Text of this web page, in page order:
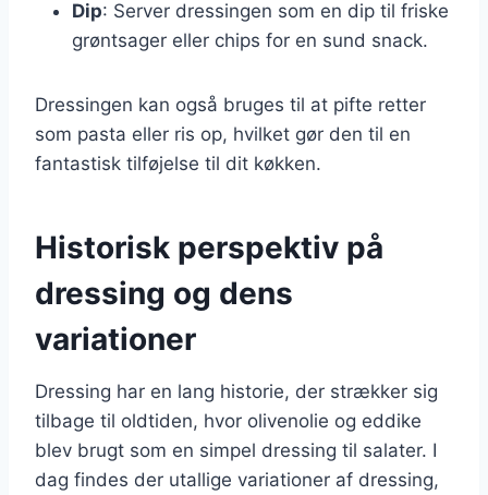
Dip: Server dressingen som en dip til friske
grøntsager eller chips for en sund snack.
Dressingen kan også bruges til at pifte retter
som pasta eller ris op, hvilket gør den til en
fantastisk tilføjelse til dit køkken.
Historisk perspektiv på
dressing og dens
variationer
Dressing har en lang historie, der strækker sig
tilbage til oldtiden, hvor olivenolie og eddike
blev brugt som en simpel dressing til salater. I
dag findes der utallige variationer af dressing,